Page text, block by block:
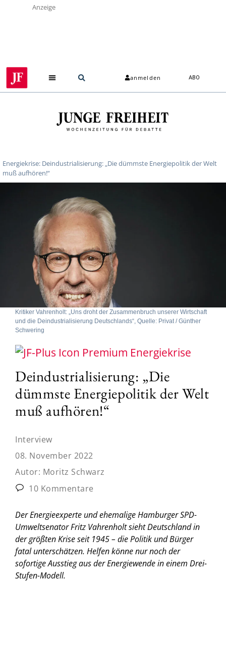
Anzeige
anmelden ABO
Energiekrise: Deindustrialisierung: „Die dümmste Energiepolitik der Welt
muß aufhören!“
Kritiker Vahrenholt: „Uns droht der Zusammenbruch unserer Wirtschaft
und die Deindustrialisierung Deutschlands“, Quelle: Privat / Günther
Schwering
Energiekrise
Deindustrialisierung: „Die
dümmste Energiepolitik der Welt
muß aufhören!“
Interview
08. November 2022
Autor: Moritz Schwarz
10 Kommentare
Der Energieexperte und ehemalige Hamburger SPD-
Umweltsenator Fritz Vahrenholt sieht Deutschland in
der größten Krise seit 1945 – die Politik und Bürger
fatal unterschätzen. Helfen könne nur noch der
sofortige Ausstieg aus der Energiewende in einem Drei-
Stufen-Modell.